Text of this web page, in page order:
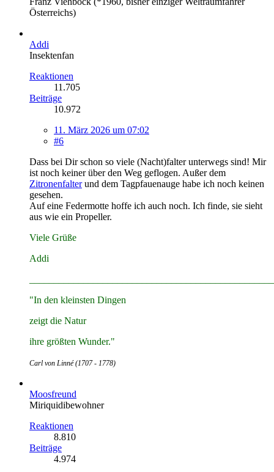
Österreichs)
Addi
Insektenfan
Reaktionen
11.705
Beiträge
10.972
11. März 2026 um 07:02
#6
Dass bei Dir schon so viele (Nacht)falter unterwegs sind! Mir
ist noch keiner über den Weg geflogen. Außer dem
Zitronenfalterund dem Tagpfauenauge habe ich noch keinen
gesehen.
Auf eine Federmotte hoffe ich auch noch. Ich finde, sie sieht
aus wie ein Propeller.
Viele Grüße
Addi
"In den kleinsten Dingen
zeigt die Natur
ihre größten Wunder."
Carl von Linné (1707 - 1778)
Moosfreund
Miriquidibewohner
Reaktionen
8.810
Beiträge
4.974